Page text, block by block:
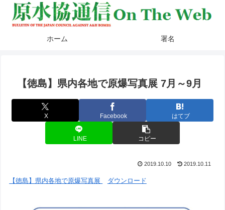
ホーム 署名
【徳島】県内各地で原爆写真展 7月～9月
X Facebook はてブ
LINE コピー
2019.10.10 2019.10.11
【徳島】県内各地で原爆写真展 ダウンロード